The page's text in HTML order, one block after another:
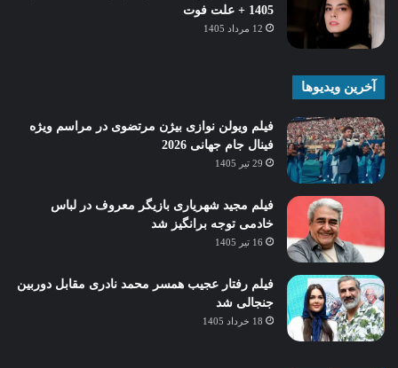
1405 + علت فوت
12 مرداد 1405
آخرین ویدیوها
فیلم ویولن نوازی بیژن مرتضوی در مراسم ویژه
فینال جام جهانی 2026
29 تیر 1405
فیلم مجید شهریاری بازیگر معروف در لباس
خادمی توجه برانگیز شد
16 تیر 1405
فیلم رفتار عجیب همسر محمد نادری مقابل دوربین
جنجالی شد
18 خرداد 1405